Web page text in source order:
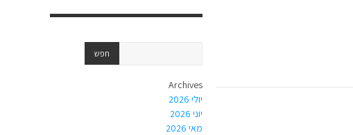
Archives
יולי 2026
יוני 2026
מאי 2026